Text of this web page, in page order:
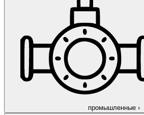
промышленные ›